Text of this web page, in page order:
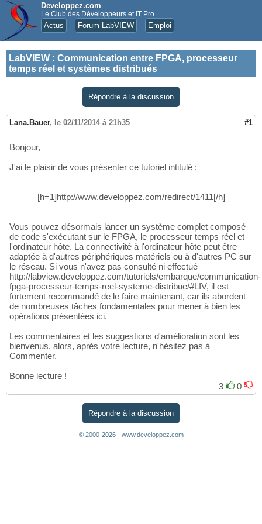
Developpez.com
Le Club des Développeurs et IT Pro
Actus Forum LabVIEW Emploi
LabVIEW : Communication entre FPGA, processeur
temps réel et systèmes distribués
Répondre à la discussion
Lana.Bauer, le 02/11/2014 à 21h35 #1
Bonjour,
J'ai le plaisir de vous présenter ce tutoriel intitulé :
[h=1]http://www.developpez.com/redirect/1411[/h]
Vous pouvez désormais lancer un système complet composé
de code s'exécutant sur le FPGA, le processeur temps réel et
l'ordinateur hôte. La connectivité à l'ordinateur hôte peut être
adaptée à d'autres périphériques matériels ou à d'autres PC sur
le réseau. Si vous n'avez pas consulté ni effectué
http://labview.developpez.com/tutoriels/embarque/communication-
fpga-processeur-temps-reel-systeme-distribue/#LIV, il est
fortement recommandé de le faire maintenant, car ils abordent
de nombreuses tâches fondamentales pour mener à bien les
opérations présentées ici.
Les commentaires et les suggestions d'amélioration sont les
bienvenus, alors, après votre lecture, n'hésitez pas à
Commenter.
Bonne lecture !
3
0
Répondre à la discussion
© 2000-2026 - www.developpez.com